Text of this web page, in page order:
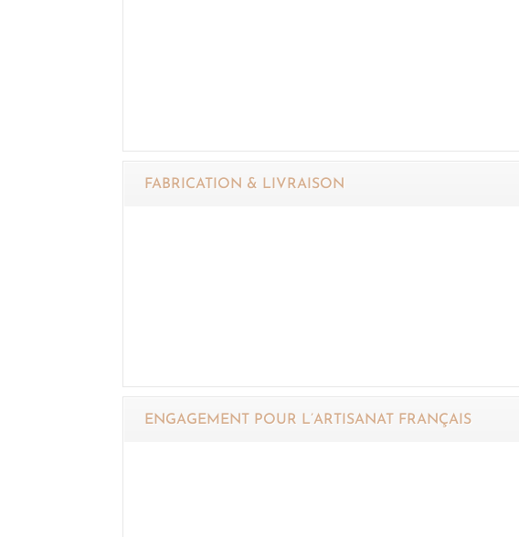
FABRICATION & LIVRAISON
ENGAGEMENT POUR L’ARTISANAT FRANÇAIS